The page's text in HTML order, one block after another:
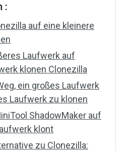
:
auf eine kleinere
Laufwerk auf
klonen Clonezilla
ein großes Laufwerk
Laufwerk zu klonen
ShadowMaker auf
klont
zu Clonezilla: